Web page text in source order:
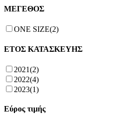
ΜΕΓΕΘΟΣ
ONE SIZE(2)
ΕΤΟΣ ΚΑΤΑΣΚΕΥΗΣ
2021(2)
2022(4)
2023(1)
Εύρος τιμής